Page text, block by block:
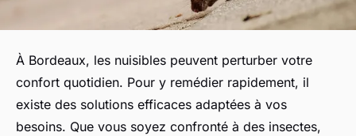
À Bordeaux, les nuisibles peuvent perturber votre
confort quotidien. Pour y remédier rapidement, il
existe des solutions efficaces adaptées à vos
besoins. Que vous soyez confronté à des insectes,